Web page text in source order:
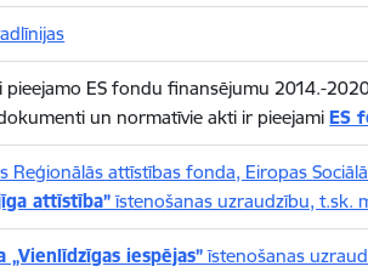
pieejamo ES fondu finansējumu 2014.-
un normatīvie akti ir pieejamiES
Reģionālās attīstības fonda, Eiropas
attīstība”īstenošanas uzraudzību, t.sk.
iespējas”īstenošanas